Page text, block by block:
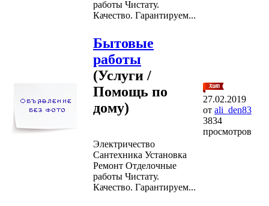
работы Чистату.
Качество. Гарантируем...
Бытовые
работы
(Услуги /
Помощь по
дому)
Электричество
Сантехника Установка
Ремонт Отделочные
работы Чистату.
Качество. Гарантируем...
27.02.2019
от ali_den83
3834
просмотров